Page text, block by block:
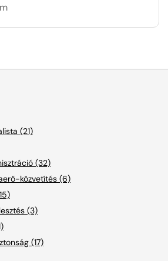
(21)
(32)
közvetítés (6)
(3)
(17)